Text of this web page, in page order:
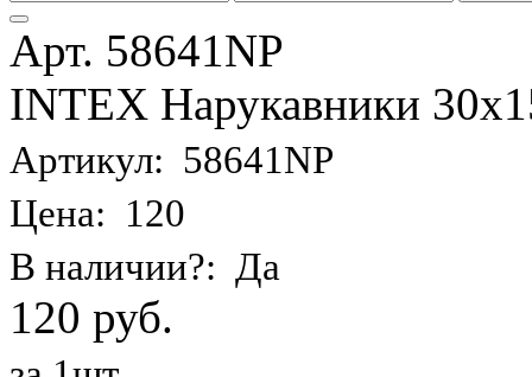
Арт. 58641NP
INTEX Нарукавники
Артикул: 58641NP
Цена: 120
В наличии?: Да
120 руб.